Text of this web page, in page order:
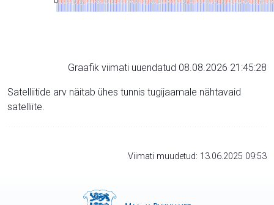
Graafik viimati uuendatud 08.08.2026 21:45:28
Satelliitide arv näitab ühes tunnis tugijaamale nähtavaid
satelliite.
Viimati muudetud: 13.06.2025 09:53